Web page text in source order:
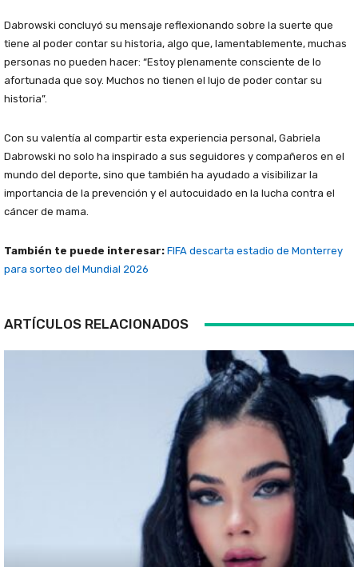
Dabrowski concluyó su mensaje reflexionando sobre la suerte que
tiene al poder contar su historia, algo que, lamentablemente, muchas
personas no pueden hacer: “Estoy plenamente consciente de lo
afortunada que soy. Muchos no tienen el lujo de poder contar su
historia”.
Con su valentía al compartir esta experiencia personal, Gabriela
Dabrowski no solo ha inspirado a sus seguidores y compañeros en el
mundo del deporte, sino que también ha ayudado a visibilizar la
importancia de la prevención y el autocuidado en la lucha contra el
cáncer de mama.
También te puede interesar: FIFA descarta estadio de Monterrey
para sorteo del Mundial 2026
ARTÍCULOS RELACIONADOS